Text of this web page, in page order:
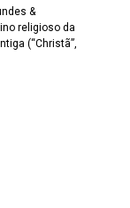
&
religioso da
(“Christã”,